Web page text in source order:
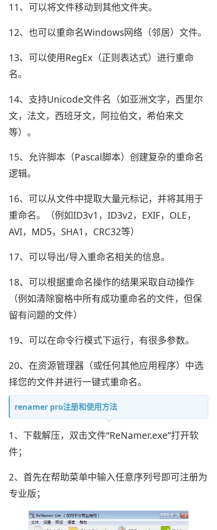
11、可以将文件移动到其他文件夹。
12、也可以重命名Windows网络（邻居）文件。
13、可以使用RegEx（正则表达式）进行重命
名。
14、支持Unicode文件名（如亚洲文字，西里尔
文，法文，西班牙文，阿拉伯文，希伯来文
等）。
15、允许脚本（Pascal脚本）创建复杂的重命名
逻辑。
16、可以从文件中提取大量元标记，并将其用于
重命名。（例如ID3v1，ID3v2，EXIF，OLE，
AVI，MD5，SHA1，CRC32等）
17、可以导出/导入重命名相关的信息。
18、可以根据重命名操作的结果采取自动操作
（例如清除窗格中所有成功重命名的文件，但保
留有问题的文件）
19、可以在命令行模式下运行，有很多参数。
20、在资源管理器（或任何其他应用程序）中选
择您的文件并进行一键式重命名。
renamer pro注册和使用方法
1、下载解压，双击文件“ReNamer.exe”打开软
件；
2、首先在帮助菜单中输入任意序列号即可注册为
专业版；